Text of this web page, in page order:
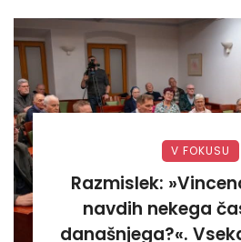
V FOKUSU
Razmislek:
navdih nekega
današnjega?«.